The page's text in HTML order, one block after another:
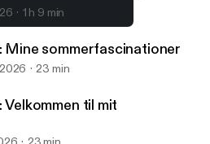
1 h 9 min
Mine sommerfascinationer
23 min
til mit